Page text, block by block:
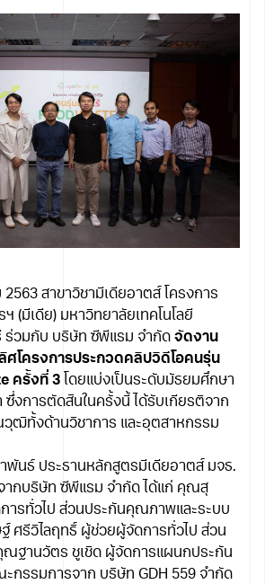
สาขาวิชามีเดียอาตส์ โครงการ
(มีเดีย) มหาวิทยาลัยเทคโนโลยี
ร่วมกับ บริษัท ซีพีแรม จำกัด จัดงาน
ศโครงการประกวดคลิปวิดีโอคนรุ่น
ครั้งที่ 3 โดยแบ่งเป็นระดับมัธยมศึกษา
ซึ่งการตัดสินในครั้งนี้ ได้รับเกียรติจาก
ฒิทั้งด้านวิชาการ และอุตสาหกรรม
พันธ์ ประธานหลักสูตรมีเดียอาตส์ มจธ.
ากบริษัท ซีพีแรม จำกัด ได้แก่ คุณสุ
ารทั่วไป ส่วนประกันคุณภาพและระบบ
ศรีวิไลฤทธิ์ ผู้ช่วยผู้จัดการทั่วไป ส่วน
ณฐานวัตร ชูเชิด ผู้จัดการแผนกประกัน
รรมการจาก บริษัท GDH 559 จำกัด